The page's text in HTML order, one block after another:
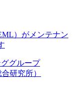
）がメンテナン
グループ
研究所）